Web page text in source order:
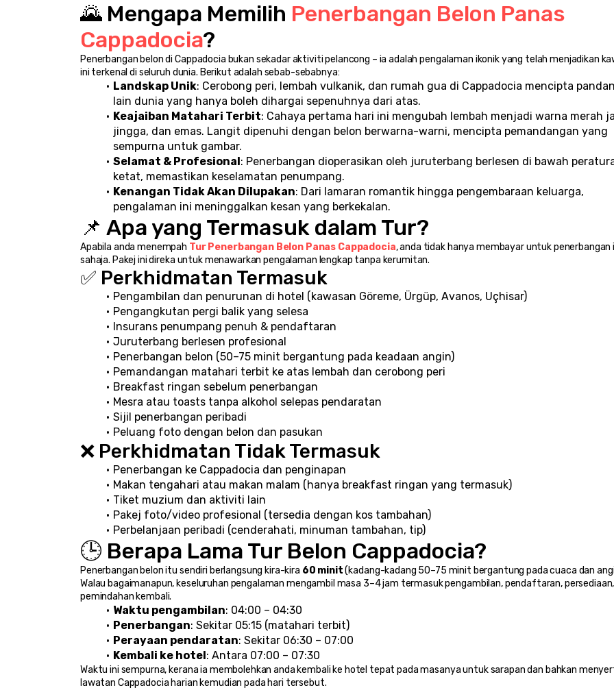
🌄 Mengapa Memilih Penerbangan Belon Panas
Cappadocia?
Penerbangan belon di Cappadocia bukan sekadar aktiviti pelancong – ia adalah pengalaman ikonik yang telah menjadikan
ini terkenal di seluruh dunia. Berikut adalah sebab-sebabnya:
Landskap Unik: Cerobong peri, lembah vulkanik, dan rumah gua di Cappadocia mencipta
lain dunia yang hanya boleh dihargai sepenuhnya dari atas.
Keajaiban Matahari Terbit: Cahaya pertama hari ini mengubah lembah menjadi warna merah
jingga, dan emas. Langit dipenuhi dengan belon berwarna-warni, mencipta pemandangan yang
sempurna untuk gambar.
Selamat & Profesional : Penerbangan dioperasikan oleh juruterbang berlesen di bawah
ketat, memastikan keselamatan penumpang.
Kenangan Tidak Akan Dilupakan: Dari lamaran romantik hingga pengembaraan keluarga,
pengalaman ini meninggalkan kesan yang berkekalan.
📌 Apa yang Termasuk dalam Tur?
Apabila anda menempah Tur Penerbangan Belon Panas Cappadocia, anda tidak hanya membayar untuk penerbangan
sahaja. Pakej ini direka untuk menawarkan pengalaman lengkap tanpa kerumitan.
✅ Perkhidmatan Termasuk
Pengambilan dan penurunan di hotel (kawasan Göreme, Ürgüp, Avanos, Uçhisar)
Pengangkutan pergi balik yang selesa
Insurans penumpang penuh & pendaftaran
Juruterbang berlesen profesional
Penerbangan belon (50–75 minit bergantung pada keadaan angin)
Pemandangan matahari terbit ke atas lembah dan cerobong peri
Breakfast ringan sebelum penerbangan
Mesra atau toasts tanpa alkohol selepas pendaratan
Sijil penerbangan peribadi
Peluang foto dengan belon dan pasukan
❌ Perkhidmatan Tidak Termasuk
Penerbangan ke Cappadocia dan penginapan
Makan tengahari atau makan malam (hanya breakfast ringan yang termasuk)
Tiket muzium dan aktiviti lain
Pakej foto/video profesional (tersedia dengan kos tambahan)
Perbelanjaan peribadi (cenderahati, minuman tambahan, tip)
🕒 Berapa Lama Tur Belon Cappadocia?
Penerbangan belon itu sendiri berlangsung kira-kira 60 minit (kadang-kadang 50–75 minit bergantung pada cuaca dan
Walau bagaimanapun, keseluruhan pengalaman mengambil masa 3–4 jam termasuk pengambilan, pendaftaran,
pemindahan kembali.
Waktu pengambilan: 04:00 – 04:30
Penerbangan: Sekitar 05:15 (matahari terbit)
Perayaan pendaratan: Sekitar 06:30 – 07:00
Kembali ke hotel : Antara 07:00 – 07:30
Waktu ini sempurna, kerana ia membolehkan anda kembali ke hotel tepat pada masanya untuk sarapan dan bahkan
lawatan Cappadocia harian kemudian pada hari tersebut.